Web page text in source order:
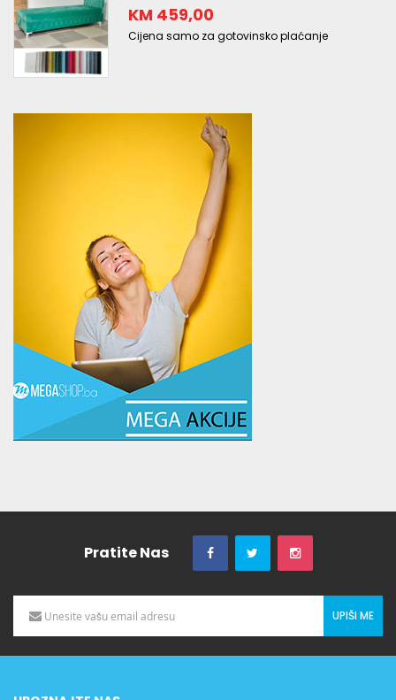
KM 459,00
Cijena samo za gotovinsko plaćanje
Pratite Nas
UPIŠI ME